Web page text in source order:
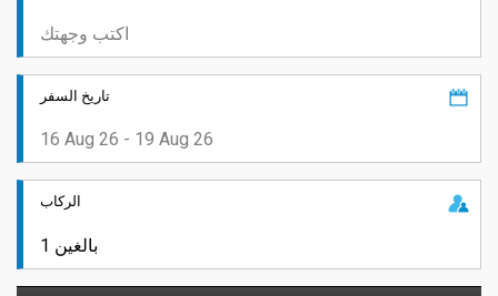
تاريخ السفر
الركاب